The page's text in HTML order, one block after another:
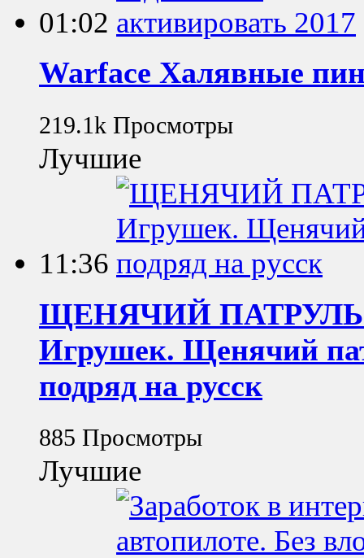
01:02
Warface Халявные
219.1k Просмотры
Лучшие
11:36
ЩЕНЯЧИЙ ПАТРУЛЬ
Игрушек. Щенячий
подряд на русск
885 Просмотры
Лучшие